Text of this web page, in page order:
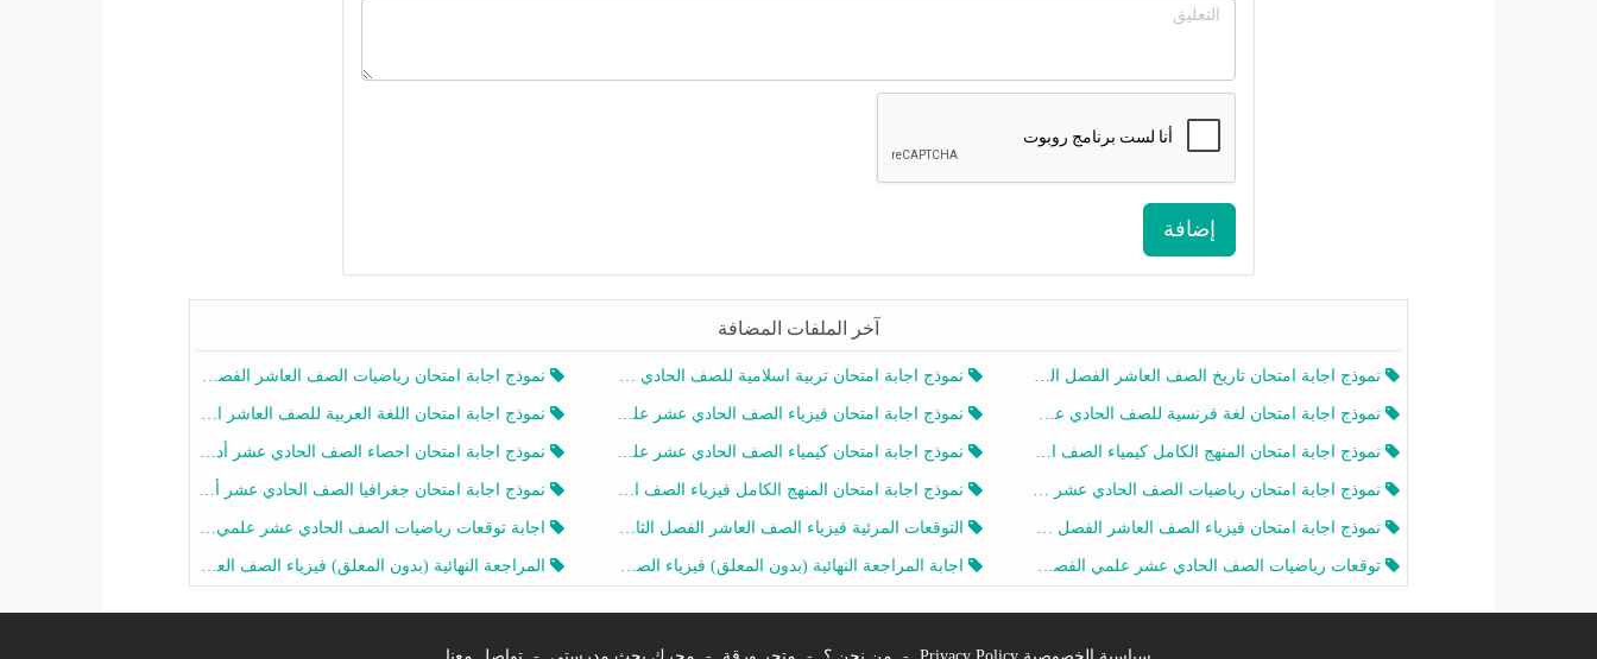
إضافة
آخر الملفات المضافة
نموذج اجابة امتحان تاريخ الصف العاشر الفصل الثاني 2025-2026 نموذج اجابة امتحان تربية اسلامية للصف الحادي عشر الفصل الثاني 2025-2026 نموذج اجابة امتحان رياضيات الصف العاشر الفصل الثاني 2025-2026
نموذج اجابة امتحان لغة فرنسية للصف الحادي عشر أدبي الفصل الثاني 2025-2026 نموذج اجابة امتحان فيزياء الصف الحادي عشر علمي الفصل الثاني 2025-2026 نموذج اجابة امتحان اللغة العربية للصف العاشر الفصل الثاني 2025-2026
نموذج اجابة امتحان المنهج الكامل كيمياء الصف الحادي عشر علمي الفصل الثاني 2025-2026 نموذج اجابة امتحان كيمياء الصف الحادي عشر علمي الفصل الثاني 2025-2026 نموذج اجابة امتحان احصاء الصف الحادي عشر أدبي الفصل الثاني 2025-2026
نموذج اجابة امتحان رياضيات الصف الحادي عشر علمي الفصل الثاني 2025-2026 نموذج اجابة امتحان المنهج الكامل فيزياء الصف العاشر الفصل الثاني 2025-2026 نموذج اجابة امتحان جغرافيا الصف الحادي عشر أدبي الفصل الثاني 2025-2026
نموذج اجابة امتحان فيزياء الصف العاشر الفصل الثاني 2025-2026 التوقعات المرئية فيزياء الصف العاشر الفصل الثاني 2026 أ هيثم الليثي اجابة توقعات رياضيات الصف الحادي عشر علمي الفصل الثاني 2025-2026 أ عمرو فايز
توقعات رياضيات الصف الحادي عشر علمي الفصل الثاني 2025-2026 أ عمرو فايز اجابة المراجعة النهائية (بدون المعلق) فيزياء الصف العاشر الفصل الثاني أ أحمد نبيه المراجعة النهائية (بدون المعلق) فيزياء الصف العاشر الفصل الثاني أ أحمد نبيه